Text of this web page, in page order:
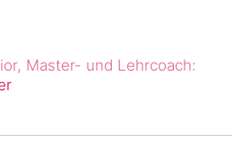
Master- und Lehrcoach: